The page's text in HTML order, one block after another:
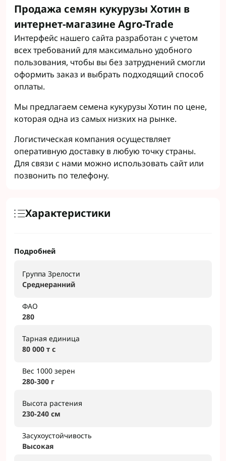
Продажа семян кукурузы Хотин в
интернет-магазине Agro-Trade
Интерфейс нашего сайта разработан с учетом
всех требований для максимально удобного
пользования, чтобы вы без затруднений смогли
оформить заказ и выбрать подходящий способ
оплаты.
Мы предлагаем семена кукурузы Хотин по цене,
которая одна из самых низких на рынке.
Логистическая компания осуществляет
оперативную доставку в любую точку страны.
Для связи с нами можно использовать сайт или
позвонить по телефону.
Характеристики
Подробней
Группа Зрелости
Сpeднepaнний
ФАО
280
Тарная единица
80 000 т с
Вес 1000 зерен
280-300 г
Высота растения
230-240 cм
Засухоустойчивость
Высокая